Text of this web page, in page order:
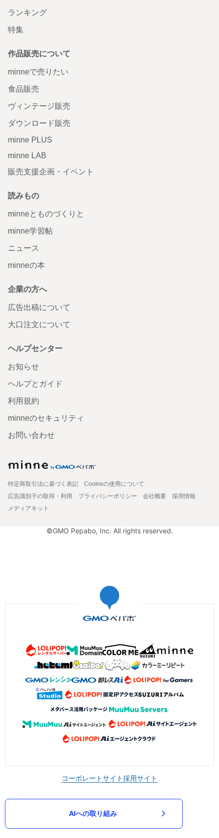
ランキング
特集
作品販売について
minneで売りたい
食品販売
ヴィンテージ販売
ダウンロード販売
minne PLUS
minne LAB
販売支援企画・イベント
読みもの
minneとものづくりと
minne学習帖
ニュース
minneの本
企業の方へ
広告出稿について
大口注文について
ヘルプセンター
お知らせ
ヘルプとガイド
利用規約
minneのセキュリティ
お問い合わせ
特定商取引法に基づく表記
Cookieの使用について
広告識別子の取得・利用
プライバシーポリシー 会社概要
採用情報
メディアキット
©GMO Pepabo, Inc. All rights reserved.
コーポレートサイト採用サイト
AIへの取り組み